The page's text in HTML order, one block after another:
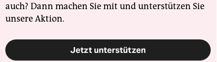
auch? Dann machen Sie mit und unterstützen Sie
unsere Aktion.
Jetzt unterstützen